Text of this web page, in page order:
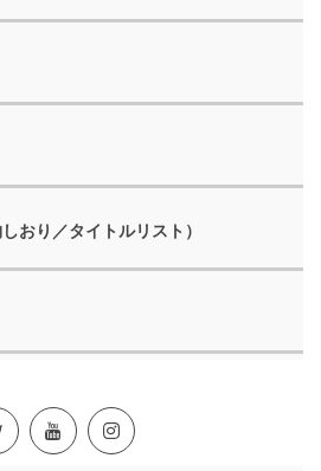
おり／タイトルリスト）